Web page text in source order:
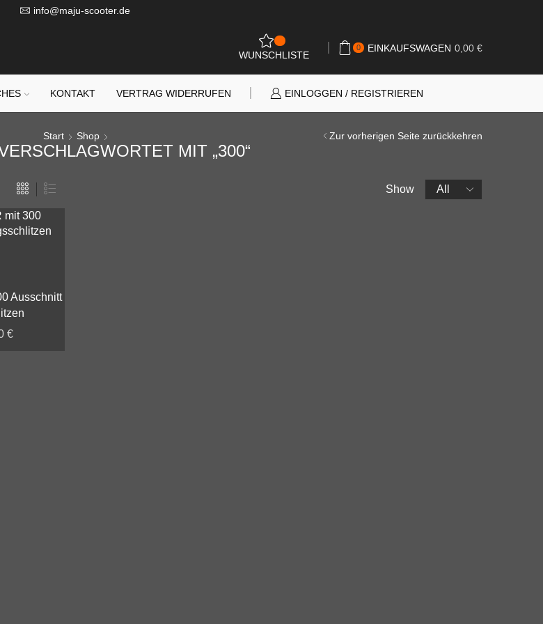
info@maju-scooter.de
WUNSCHLISTE
0 EINKAUFSWAGEN 0,00 €
KONTAKT VERTRAG WIDERRUFEN EINLOGGEN / REGISTRIEREN
Start Shop
MIT „300“
Zur vorherigen Seite zurückkehren
Show
Products
per
Ausschnitt
€